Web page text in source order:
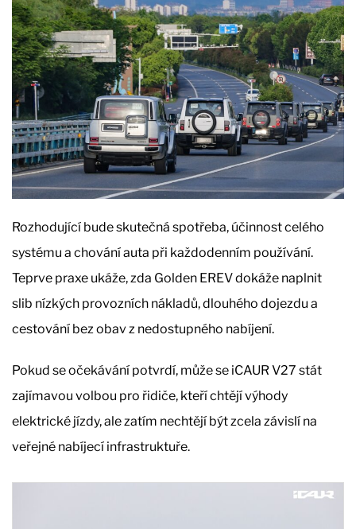
Rozhodující bude skutečná spotřeba, účinnost celého
systému a chování auta při každodenním používání.
Teprve praxe ukáže, zda Golden EREV dokáže naplnit
slib nízkých provozních nákladů, dlouhého dojezdu a
cestování bez obav z nedostupného nabíjení.
Pokud se očekávání potvrdí, může se iCAUR V27 stát
zajímavou volbou pro řidiče, kteří chtějí výhody
elektrické jízdy, ale zatím nechtějí být zcela závislí na
veřejné nabíjecí infrastruktuře.